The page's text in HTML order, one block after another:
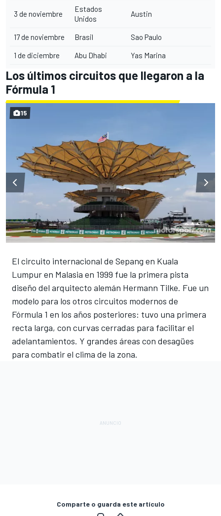
3 de noviembre
Estados
Unidos
Austin
17 de noviembre Brasil Sao Paulo
1 de diciembre Abu Dhabi Yas Marina
Los últimos circuitos que llegaron a la
Fórmula 1
El circuito internacional de Sepang en Kuala
Lumpur en Malasia en 1999 fue la primera pista
diseño del arquitecto alemán Hermann Tilke. Fue un
modelo para los otros circuitos modernos de
Fórmula 1 en los años posteriores: tuvo una primera
recta larga, con curvas cerradas para facilitar el
adelantamientos. Y grandes áreas con desagües
para combatir el clima de la zona.
15
Comparte o guarda este artículo